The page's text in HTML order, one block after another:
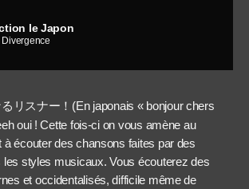
le Japon
Divergence
リスナー！ (En japonais « bonjour chers
oui ! Cette fois-ci on vous amène au
à écouter des chansons faites par des
les styles musicaux. Vous écouterez des
et occidentalisés, difficile même de